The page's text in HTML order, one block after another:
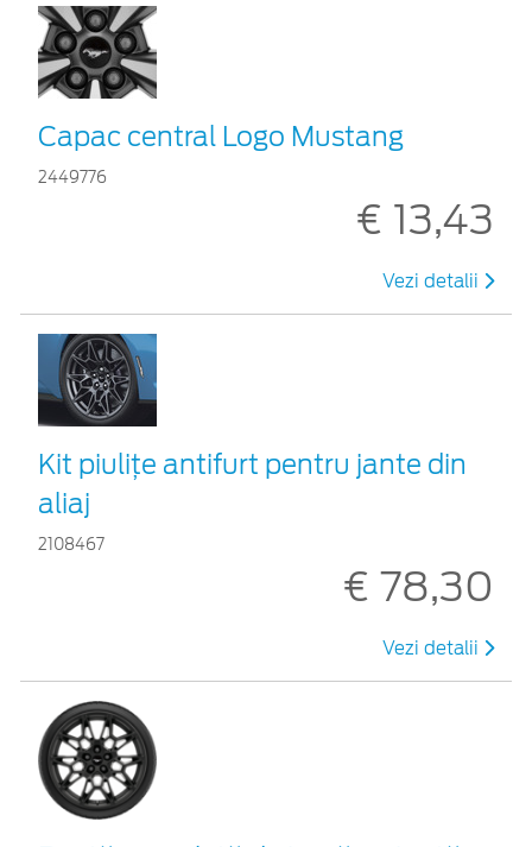
Capac central Logo Mustang
2449776
€ 13,43
Vezi detalii
Kit piuliţe antifurt pentru jante din
aliaj
2108467
€ 78,30
Vezi detalii